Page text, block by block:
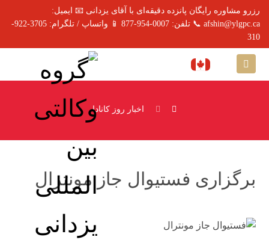
رزرو مشاوره رایگان پانزده دقیقه‌ای با آقای یزدانی 📧 ایمیل:
afshin@ylgpc.ca 📞 تلفن: 0007-954-877 📱 واتساپ / تلگرام: 3705-922-
310
اخبار روز کانادا
برگزاری فستیوال جاز مونترال